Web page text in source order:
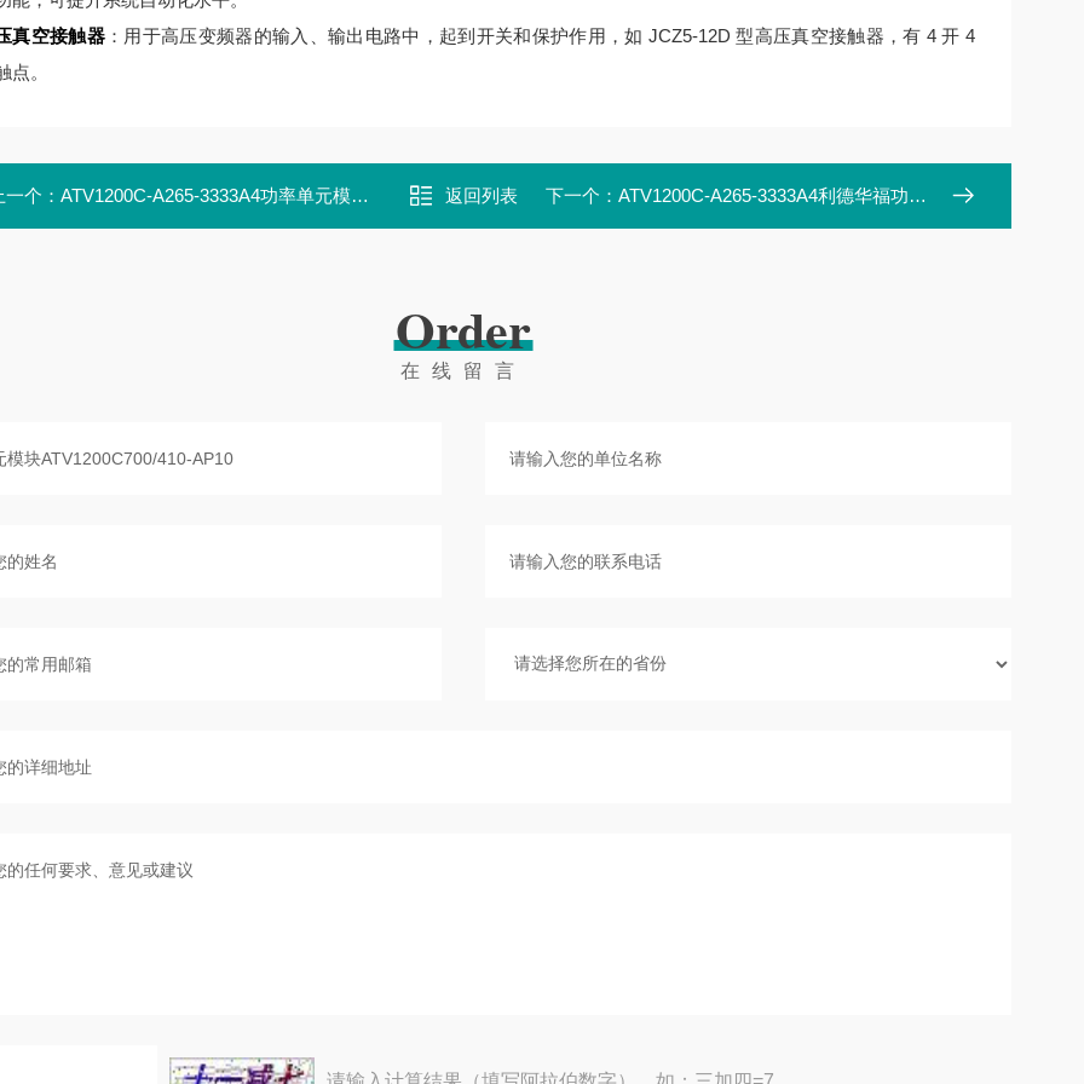
真空接触器：用于高压变频器的输入、输出电路中，起到开关和保护作用，如 JCZ5-12D 型高压真空接触器，有 4 开 4
点。
一个： ATV1200C-A265-3333A4功率单元模块ATV1200C700/410-AN01 返回列表 下一个： ATV1200C-A265-3333A4利德华福功率单元模块HARS700/410-AN01
Order
在线留言